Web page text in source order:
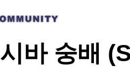
시바 숭배